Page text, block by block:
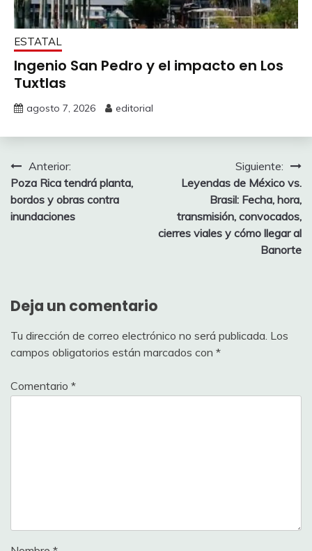
ESTATAL
Ingenio San Pedro y el impacto en Los
Tuxtlas
agosto 7, 2026 editorial
Navegación
de
entradas
Anterior:
Poza Rica tendrá planta,
bordos y obras contra
inundaciones
Siguiente:
Leyendas de México vs.
Brasil: Fecha, hora,
transmisión, convocados,
cierres viales y cómo llegar al
Banorte
Deja un comentario
Tu dirección de correo electrónico no será publicada. Los
campos obligatorios están marcados con *
Comentario *